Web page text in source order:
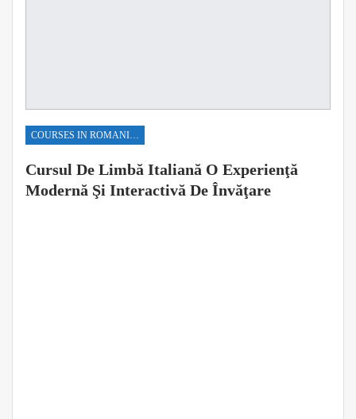
COURSES IN ROMANIAN
Cursul De Limbă Italiană O Experienţă
Modernă Şi Interactivă De Învăţare